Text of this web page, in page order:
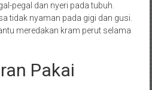
pegal dan nyeri pada tubuh.
tidak nyaman pada gigi dan gusi.
meredakan kram perut selama
Pakai